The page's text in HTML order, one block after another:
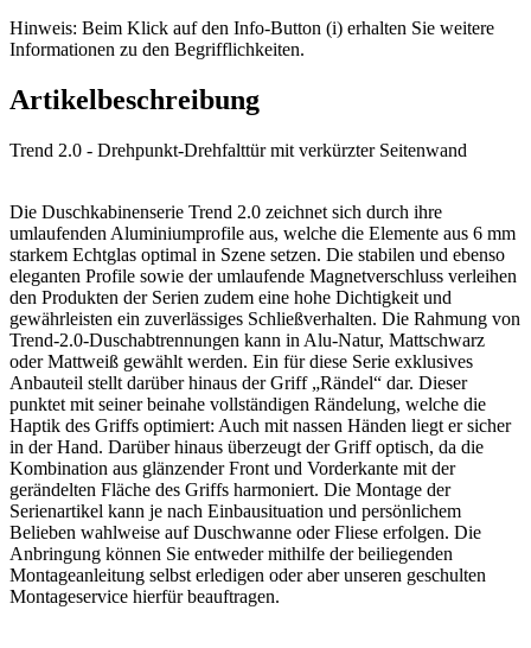
Hinweis: Beim Klick auf den Info-Button (i) erhalten Sie weitere
Informationen zu den Begrifflichkeiten.
Artikelbeschreibung
Trend 2.0 - Drehpunkt-Drehfalttür mit verkürzter Seitenwand
Die Duschkabinenserie Trend 2.0 zeichnet sich durch ihre
umlaufenden Aluminiumprofile aus, welche die Elemente aus 6 mm
starkem Echtglas optimal in Szene setzen. Die stabilen und ebenso
eleganten Profile sowie der umlaufende Magnetverschluss verleihen
den Produkten der Serien zudem eine hohe Dichtigkeit und
gewährleisten ein zuverlässiges Schließverhalten. Die Rahmung von
Trend-2.0-Duschabtrennungen kann in Alu-Natur, Mattschwarz
oder Mattweiß gewählt werden. Ein für diese Serie exklusives
Anbauteil stellt darüber hinaus der Griff „Rändel“ dar. Dieser
punktet mit seiner beinahe vollständigen Rändelung, welche die
Haptik des Griffs optimiert: Auch mit nassen Händen liegt er sicher
in der Hand. Darüber hinaus überzeugt der Griff optisch, da die
Kombination aus glänzender Front und Vorderkante mit der
gerändelten Fläche des Griffs harmoniert. Die Montage der
Serienartikel kann je nach Einbausituation und persönlichem
Belieben wahlweise auf Duschwanne oder Fliese erfolgen. Die
Anbringung können Sie entweder mithilfe der beiliegenden
Montageanleitung selbst erledigen oder aber unseren geschulten
Montageservice hierfür beauftragen.